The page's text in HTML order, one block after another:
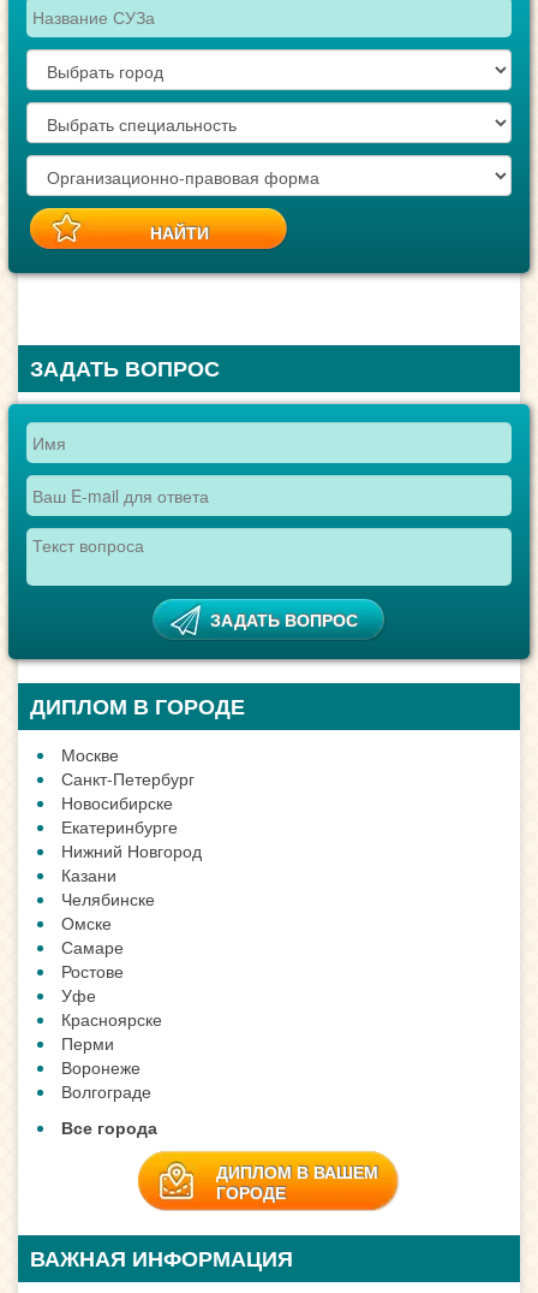
ЗАДАТЬ ВОПРОС
ДИПЛОМ В ГОРОДЕ
Москве
Санкт-Петербург
Новосибирске
Екатеринбурге
Нижний Новгород
Казани
Челябинске
Омске
Самаре
Ростове
Уфе
Красноярске
Перми
Воронеже
Волгограде
Все города
ДИПЛОМ В ВАШЕМ
ГОРОДЕ
ВАЖНАЯ ИНФОРМАЦИЯ